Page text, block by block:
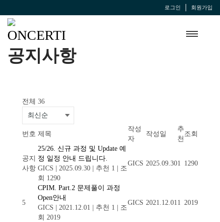
로그인 회원가입
공지사항
전체 36
번호 제목
작성
자
작성일
추
천
조회
공지
사항
25/26. 신규 과정 및 Update 예
정 일정 안내 드립니다.
GICS
2025.09.30 추천 1
조
회 1290
GICS 2025.09.301 1290
5
CPIM. Part.2 문제풀이 과정
Open안내
GICS
2021.12.01 추천 1
조
회 2019
GICS 2021.12.011 2019